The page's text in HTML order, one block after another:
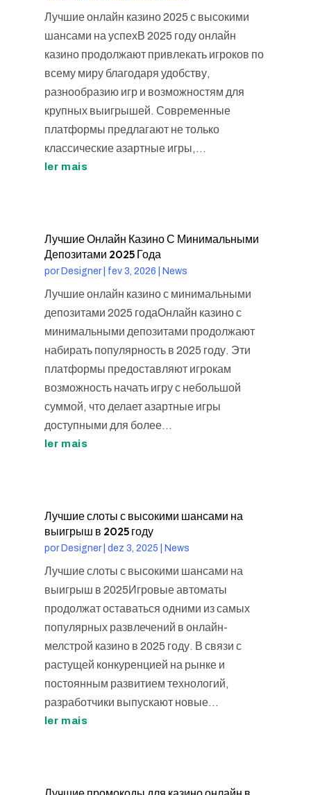
Лучшие онлайн казино 2025 с высокими
шансами на успехВ 2025 году онлайн
казино продолжают привлекать игроков по
всему миру благодаря удобству,
разнообразию игр и возможностям для
крупных выигрышей. Современные
платформы предлагают не только
классические азартные игры,...
ler mais
Лучшие Онлайн Казино С Минимальными
Депозитами 2025 Года
por Designer| fev 3, 2026 News
Лучшие онлайн казино с минимальными
депозитами 2025 годаОнлайн казино с
минимальными депозитами продолжают
набирать популярность в 2025 году. Эти
платформы предоставляют игрокам
возможность начать игру с небольшой
суммой, что делает азартные игры
доступными для более...
ler mais
Лучшие слоты с высокими шансами на
выигрыш в 2025 году
por Designer| dez 3, 2025 News
Лучшие слоты с высокими шансами на
выигрыш в 2025Игровые автоматы
продолжат оставаться одними из самых
популярных развлечений в онлайн-
мелстрой казино в 2025 году. В связи с
растущей конкуренцией на рынке и
постоянным развитием технологий,
разработчики выпускают новые...
ler mais